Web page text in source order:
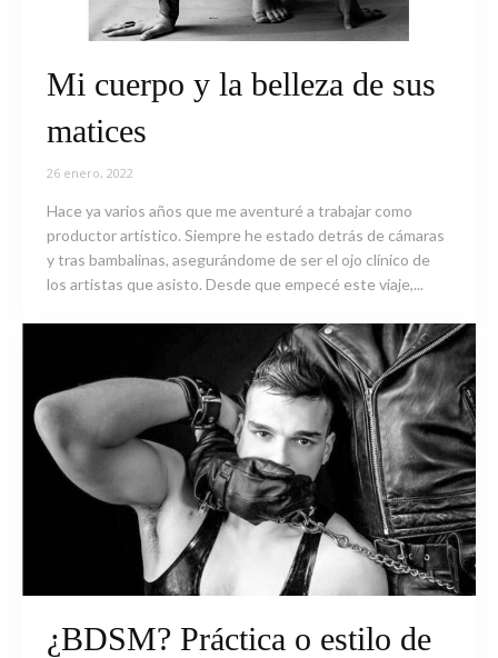
Mi cuerpo y la belleza de sus
matices
26 enero, 2022
Hace ya varios años que me aventuré a trabajar como
productor artístico. Siempre he estado detrás de cámaras
y tras bambalinas, asegurándome de ser el ojo clínico de
los artistas que asisto. Desde que empecé este viaje,...
¿BDSM? Práctica o estilo de